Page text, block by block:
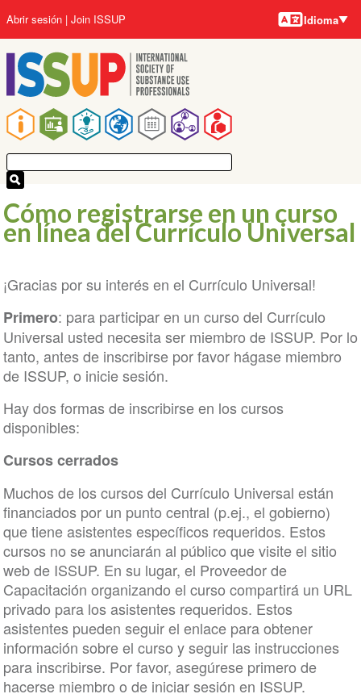
al
contenido
principal
Main
navigation
User
account
menu
Abrir sesión Join ISSUP Idiomas
Idioma
Cómo registrarse en un curso
en línea del Currículo Universal
¡Gracias por su interés en el Currículo Universal!
Primero: para participar en un curso del Currículo
Universal usted necesita ser miembro de ISSUP. Por lo
tanto, antes de inscribirse por favor hágase miembro
de ISSUP, o inicie sesión.
Hay dos formas de inscribirse en los cursos
disponibles:
Cursos cerrados
Muchos de los cursos del Currículo Universal están
financiados por un punto central (p.ej., el gobierno)
que tiene asistentes específicos requeridos. Estos
cursos no se anunciarán al público que visite el sitio
web de ISSUP. En su lugar, el Proveedor de
Capacitación organizando el curso compartirá un URL
privado para los asistentes requeridos. Estos
asistentes pueden seguir el enlace para obtener
información sobre el curso y seguir las instrucciones
para inscribirse. Por favor, asegúrese primero de
hacerse miembro o de iniciar sesión en ISSUP.